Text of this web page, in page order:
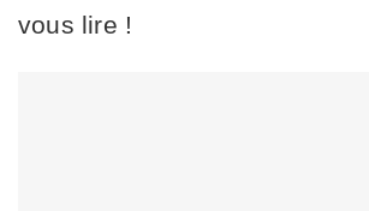
vous lire !